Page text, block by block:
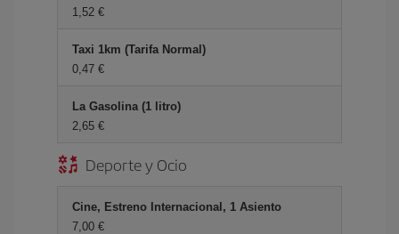
1,52 €
Taxi 1km (Tarifa Normal)
0,47 €
La Gasolina (1 litro)
2,65 €
Deporte y Ocio
Cine, Estreno Internacional, 1 Asiento
7,00 €